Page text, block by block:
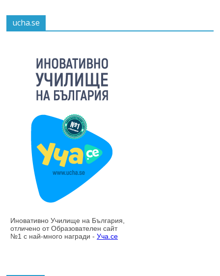
ucha.se